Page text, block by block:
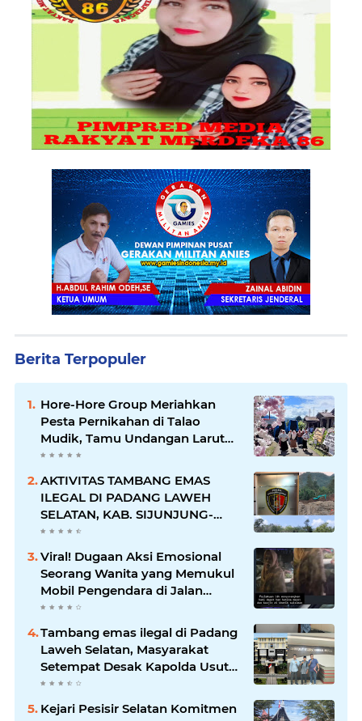
Berita Terpopuler
Hore-Hore Group Meriahkan
Pesta Pernikahan di Talao
Mudik, Tamu Undangan Larut
dalam Suasana Penuh
AKTIVITAS TAMBANG EMAS
ILEGAL DI PADANG LAWEH
SELATAN, KAB. SIJUNJUNG-
SUMBAR SEMAKIN
MERAJALELA
Viral! Dugaan Aksi Emosional
Seorang Wanita yang Memukul
Mobil Pengendara di Jalan
Khatib Sulaiman
Tambang emas ilegal di Padang
Laweh Selatan, Masyarakat
Setempat Desak Kapolda Usut
Tuntas
Kejari Pesisir Selatan Komitmen